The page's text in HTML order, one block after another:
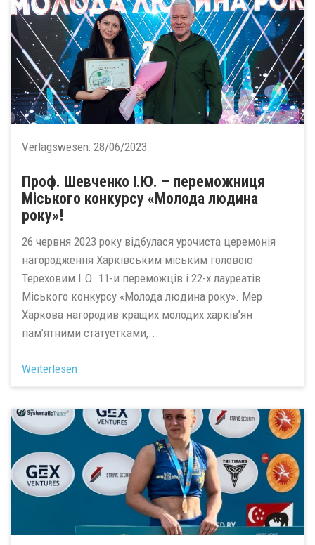
Verlagswesen: 28/06/2023
Проф. Шевченко І.Ю. – переможниця
Міського конкурсу «Молода людина
року»!
26 червня 2023 року відбулася урочиста церемонія
нагородження Харківським міським головою
Тереховим І.О. 11-и переможців і 22-х лауреатів
Міського конкурсу «Молода людина року». Мер
Харкова нагородив кращих молодих харків’ян
пам’ятними статуетками,...
Weiterlesen